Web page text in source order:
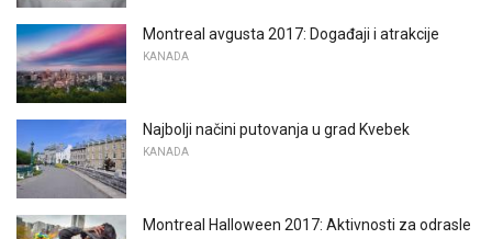
Montreal avgusta 2017: Događaji i atrakcije
KANADA
Najbolji načini putovanja u grad Kvebek
KANADA
Montreal Halloween 2017: Aktivnosti za odrasle